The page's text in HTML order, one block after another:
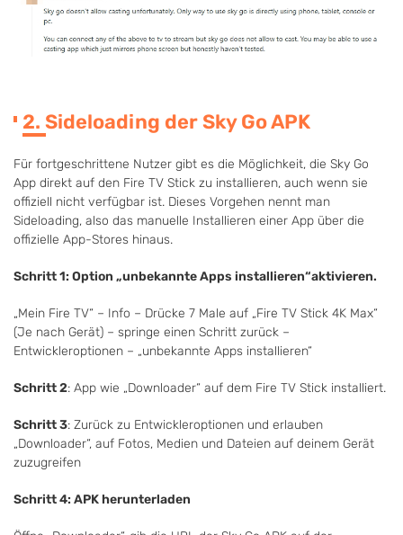
2. Sideloading der Sky Go APK
Für fortgeschrittene Nutzer gibt es die Möglichkeit, die Sky Go
App direkt auf den Fire TV Stick zu installieren, auch wenn sie
offiziell nicht verfügbar ist. Dieses Vorgehen nennt man
Sideloading, also das manuelle Installieren einer App über die
offizielle App-Stores hinaus.
Schritt 1: Option „unbekannte Apps installieren“aktivieren.
„Mein Fire TV“ – Info – Drücke 7 Male auf „Fire TV Stick 4K Max“
(Je nach Gerät) – springe einen Schritt zurück –
Entwickleroptionen – „unbekannte Apps installieren“
Schritt 2: App wie „Downloader“ auf dem Fire TV Stick installiert.
Schritt 3: Zurück zu Entwickleroptionen und erlauben
„Downloader“, auf Fotos, Medien und Dateien auf deinem Gerät
zuzugreifen
Schritt 4: APK herunterladen